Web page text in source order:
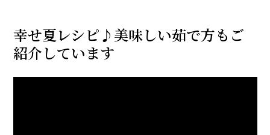
幸せ夏レシピ♪美味しい茹で方もご
紹介しています